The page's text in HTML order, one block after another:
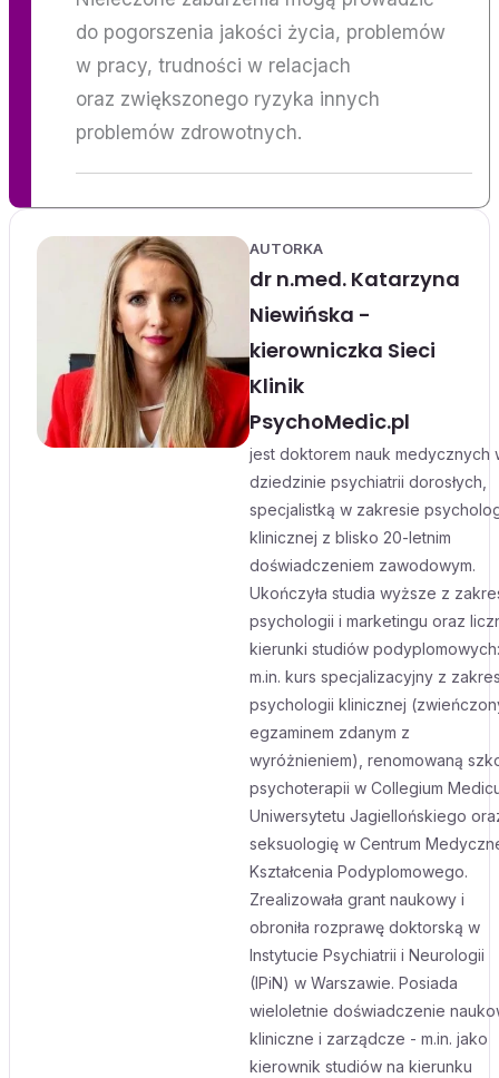
do pogorszenia jakości życia, problemów
w pracy, trudności w relacjach
oraz zwiększonego ryzyka innych
problemów zdrowotnych.
AUTORKA
dr n.med. Katarzyna
Niewińska -
kierowniczka Sieci
Klinik
PsychoMedic.pl
jest doktorem nauk medycznych
dziedzinie psychiatrii dorosłych,
specjalistką w zakresie
klinicznej z blisko 20-letnim
doświadczeniem zawodowym.
Ukończyła studia wyższe z
psychologii i marketingu oraz
kierunki studiów podyplomowych:
m.in. kurs specjalizacyjny z
psychologii klinicznej
egzaminem zdanym z
wyróżnieniem), renomowaną
psychoterapii w Collegium
Uniwersytetu Jagiellońskiego
seksuologię w Centrum
Kształcenia Podyplomowego.
Zrealizowała grant naukowy i
obroniła rozprawę doktorską w
Instytucie Psychiatrii i Neurologii
(IPiN) w Warszawie. Posiada
wieloletnie doświadczenie
kliniczne i zarządcze - m.in. jako
kierownik studiów na kierunku